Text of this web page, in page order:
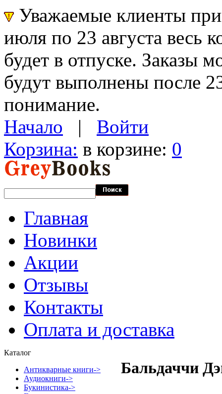
Уважаемые клиенты
июля по 23 августа весь
будет в отпуске. Заказы
будут выполнены после
понимание.
Начало | Войти
Корзина: в корзине: 0
Главная
Новинки
Акции
Отзывы
Контакты
Оплата и доставка
Каталог
Антикварные книги->
Аудиокниги->
Букинистика->
Бальдаччи